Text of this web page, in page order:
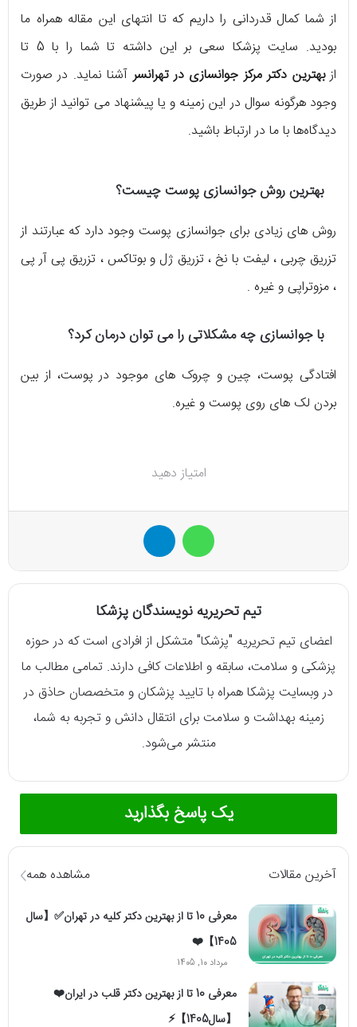
از شما کمال قدردانی را داریم که تا انتهای این مقاله همراه ما
بودید. سایت پزشکا سعی بر این داشته تا شما را با 5 تا
ازبهترین دکتر مرکز جوانسازی در تهرانسرآشنا نماید. در صورت
وجود هرگونه سوال در این زمینه و یا پیشنهاد می توانید از طریق
دیدگاه‌ها با ما در ارتباط باشید.
بهترین روش جوانسازی پوست چیست؟
روش های زیادی برای جوانسازی پوست وجود دارد که عبارتند از
تزریق چربی ، لیفت با نخ ، تزریق ژل و بوتاکس ، تزریق پی آر پی
، مزوتراپی و غیره .
با جوانسازی چه مشکلاتی را می توان درمان کرد؟
افتادگی پوست، چین و چروک های موجود در پوست، از بین
بردن لک های روی پوست و غیره.
امتیاز دهید
واتس آپ
تیم تحریریه نویسندگان پزشکا
اعضای تیم تحریریه "پزشکا" متشکل از افرادی است که در حوزه
پزشکی و سلامت، سابقه و اطلاعات کافی دارند. تمامی مطالب ما
در وبسایت پزشکا همراه با تایید پزشکان و متخصصان حاذق در
زمینه بهداشت و سلامت برای انتقال دانش و تجربه به شما،
منتشر می‌شود.
یک پاسخ بگذارید
آخرین مقالات مشاهده همه
معرفی 10 تا از بهترین دکتر کلیه در تهران✅【سال
1405】❤️
مرداد 10, 1405
معرفی 10 تا از بهترین دکتر قلب در ایران❤️
【سال1405】⚡️